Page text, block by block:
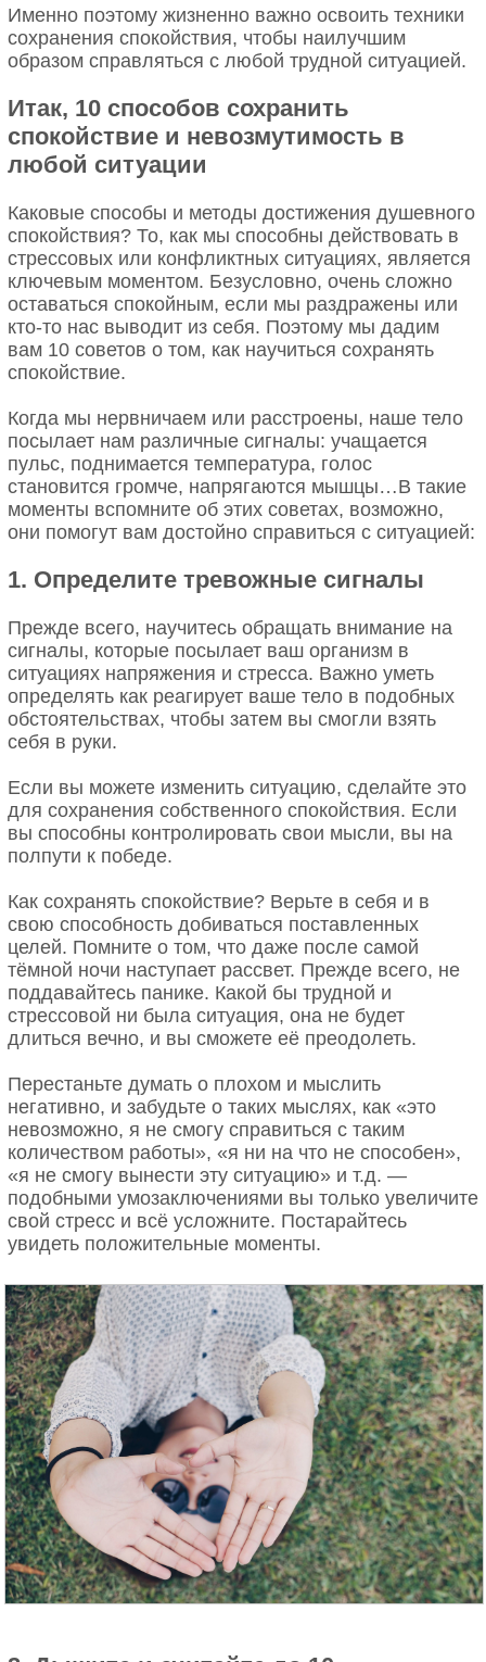
Именно поэтому жизненно важно освоить техники
сохранения спокойствия, чтобы наилучшим
образом справляться с любой трудной ситуацией.
Итак, 10 способов сохранить
спокойствие и невозмутимость в
любой ситуации
Каковые способы и методы достижения душевного
спокойствия? То, как мы способны действовать в
стрессовых или конфликтных ситуациях, является
ключевым моментом. Безусловно, очень сложно
оставаться спокойным, если мы раздражены или
кто-то нас выводит из себя. Поэтому мы дадим
вам 10 советов о том, как научиться сохранять
спокойствие.
Когда мы нервничаем или расстроены, наше тело
посылает нам различные сигналы: учащается
пульс, поднимается температура, голос
становится громче, напрягаются мышцы…В такие
моменты вспомните об этих советах, возможно,
они помогут вам достойно справиться с ситуацией:
1. Определите тревожные сигналы
Прежде всего, научитесь обращать внимание на
сигналы, которые посылает ваш организм в
ситуациях напряжения и стресса. Важно уметь
определять как реагирует ваше тело в подобных
обстоятельствах, чтобы затем вы смогли взять
себя в руки.
Если вы можете изменить ситуацию, сделайте это
для сохранения собственного спокойствия. Если
вы способны контролировать свои мысли, вы на
полпути к победе.
Как сохранять спокойствие? Верьте в себя и в
свою способность добиваться поставленных
целей. Помните о том, что даже после самой
тёмной ночи наступает рассвет. Прежде всего, не
поддавайтесь панике. Какой бы трудной и
стрессовой ни была ситуация, она не будет
длиться вечно, и вы сможете её преодолеть.
Перестаньте думать о плохом и мыслить
негативно, и забудьте о таких мыслях, как «это
невозможно, я не смогу справиться с таким
количеством работы», «я ни на что не способен»,
«я не смогу вынести эту ситуацию» и т.д. —
подобными умозаключениями вы только увеличите
свой стресс и всё усложните. Постарайтесь
увидеть положительные моменты.